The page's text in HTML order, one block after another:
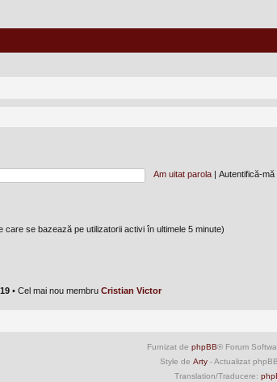
Am uitat parola Autentifică-
se bazează pe utilizatorii activi în ultimele 5 minute)
• Cel mai nou membru Cristian Victor
Furnizat de phpBB® Forum
Style de Arty- Actualizat
Translation/Traducere: